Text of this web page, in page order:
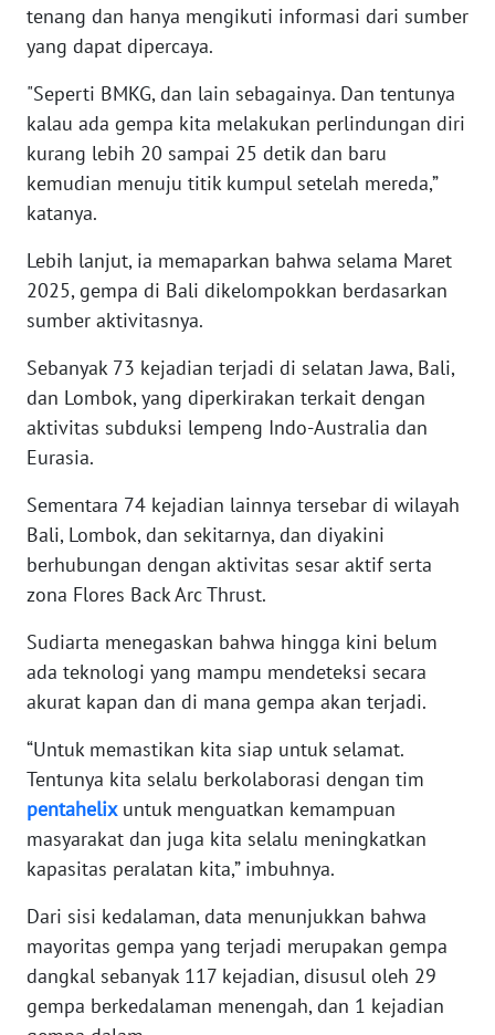
tenang dan hanya mengikuti informasi dari sumber
yang dapat dipercaya.
"Seperti BMKG, dan lain sebagainya. Dan tentunya
kalau ada gempa kita melakukan perlindungan diri
kurang lebih 20 sampai 25 detik dan baru
kemudian menuju titik kumpul setelah mereda,”
katanya.
Lebih lanjut, ia memaparkan bahwa selama Maret
2025, gempa di Bali dikelompokkan berdasarkan
sumber aktivitasnya.
Sebanyak 73 kejadian terjadi di selatan Jawa, Bali,
dan Lombok, yang diperkirakan terkait dengan
aktivitas subduksi lempeng Indo-Australia dan
Eurasia.
Sementara 74 kejadian lainnya tersebar di wilayah
Bali, Lombok, dan sekitarnya, dan diyakini
berhubungan dengan aktivitas sesar aktif serta
zona Flores Back Arc Thrust.
Sudiarta menegaskan bahwa hingga kini belum
ada teknologi yang mampu mendeteksi secara
akurat kapan dan di mana gempa akan terjadi.
“Untuk memastikan kita siap untuk selamat.
Tentunya kita selalu berkolaborasi dengan tim
pentahelixuntuk menguatkan kemampuan
masyarakat dan juga kita selalu meningkatkan
kapasitas peralatan kita,” imbuhnya.
Dari sisi kedalaman, data menunjukkan bahwa
mayoritas gempa yang terjadi merupakan gempa
dangkal sebanyak 117 kejadian, disusul oleh 29
gempa berkedalaman menengah, dan 1 kejadian
WN
RIAU
WN
SERAMBI
WN
JAMBI
WN
SULTRA
NTB
WN
SULTENG
WN
SULBAR
WN
WN
SUMBAR
WN
SUMSEL
WN
BENGKULU
WN
LAMPUNG
WN
JATENG